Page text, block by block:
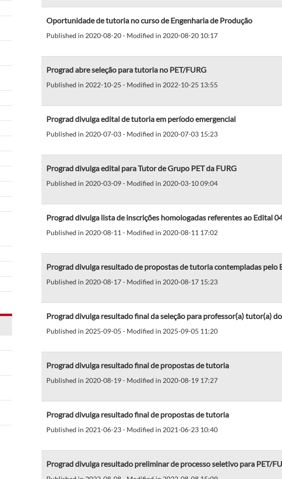
Oportunidade de tutoria no curso de Engenharia de Produção
Published in 2020-08-20 - Modified in 2020-08-20 10:17
Prograd abre seleção para tutoria no PET/FURG
Published in 2022-10-25 - Modified in 2022-10-25 13:55
Prograd divulga edital de tutoria em período emergencial
Published in 2020-07-03 - Modified in 2020-07-03 15:23
Prograd divulga edital para Tutor de Grupo PET da FURG
Published in 2020-03-09 - Modified in 2020-03-10 09:04
Prograd divulga lista de inscrições homologadas referentes ao Edital
Published in 2020-08-11 - Modified in 2020-08-11 17:02
Prograd divulga resultado de propostas de tutoria contempladas pelo
Published in 2020-08-17 - Modified in 2020-08-17 15:23
Prograd divulga resultado final da seleção para professor(a) tutor(a)
Published in 2025-09-05 - Modified in 2025-09-05 11:20
Prograd divulga resultado final de propostas de tutoria
Published in 2020-08-19 - Modified in 2020-08-19 17:27
Prograd divulga resultado final de propostas de tutoria
Published in 2021-06-23 - Modified in 2021-06-23 10:40
Prograd divulga resultado preliminar de processo seletivo para PET/